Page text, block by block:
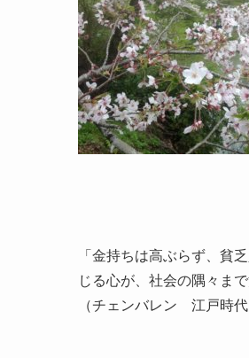
「金持ちは高ぶらず、貧
じる心が、社会の隅々ま
（チェンバレン 江戸時代